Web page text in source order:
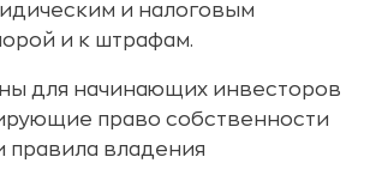
и налоговым
и к штрафам.
для начинающих инвесторов
право собственности
правила владения